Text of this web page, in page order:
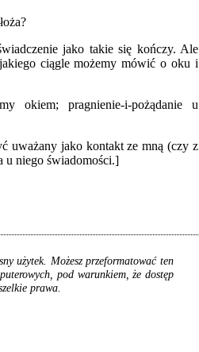
jako takie się kończy. Ale
ciągle możemy mówić o oku i
okiem; pragnienie-i-pożądanie u
uważany jako kontakt ze mną (czy z
u niego świadomości.]
użytek. Możesz przeformatować ten
pod warunkiem, że dostęp
prawa.